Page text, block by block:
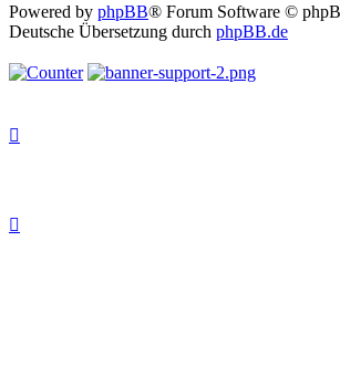
Powered by phpBB® Forum Software ©
Deutsche Übersetzung durch phpBB.de